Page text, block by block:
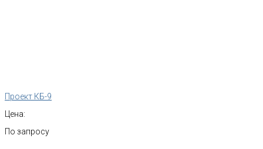
Проект КБ-9
Цена:
По запросу